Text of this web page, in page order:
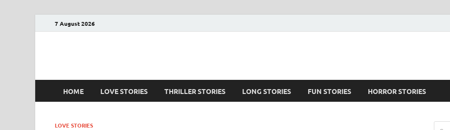
7 August 2026
HOME LOVE STORIES THRILLER STORIES LONG STORIES FUN STORIES HORROR STORIES
LOVE STORIES